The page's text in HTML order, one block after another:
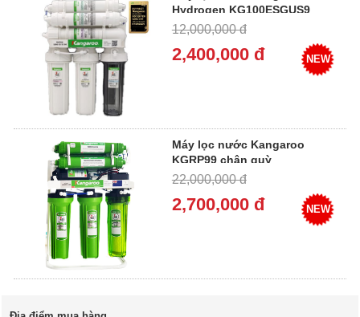
Hydrogen KG100ESGUS9
12,000,000 đ
2,400,000 đ NEW
Máy lọc nước Kangaroo
KGRP99 chân quỳ
22,000,000 đ
2,700,000 đ NEW